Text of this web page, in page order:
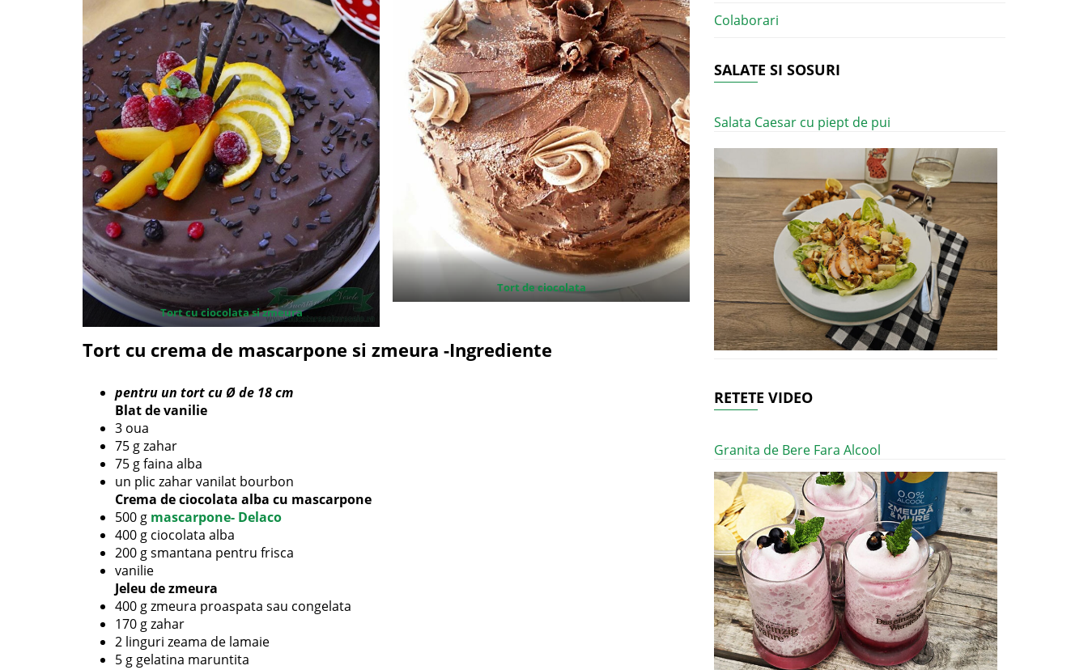
Tort cu ciocolata si zmeura
Tort de ciocolata
Tort cu crema de mascarpone si zmeura -Ingrediente
pentru un tort cu Ø de 18 cm
Blat de vanilie
3 oua
75 g zahar
75 g faina alba
un plic zahar vanilat bourbon
Crema de ciocolata alba cu mascarpone
500 g mascarpone- Delaco
400 g ciocolata alba
200 g smantana pentru frisca
vanilie
Jeleu de zmeura
400 g zmeura proaspata sau congelata
170 g zahar
2 linguri zeama de lamaie
5 g gelatina maruntita
Colaborari
SALATE SI SOSURI
Salata Caesar cu piept de pui
RETETE VIDEO
Granita de Bere Fara Alcool